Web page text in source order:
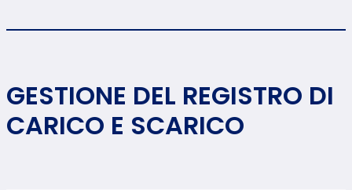
GESTIONE DEL REGISTRO DI
CARICO E SCARICO